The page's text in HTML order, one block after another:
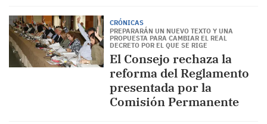
CRÓNICAS
PREPARARÁN UN NUEVO TEXTO Y UNA
PROPUESTA PARA CAMBIAR EL REAL
DECRETO POR EL QUE SE RIGE
El Consejo rechaza la
reforma del Reglamento
presentada por la
Comisión Permanente